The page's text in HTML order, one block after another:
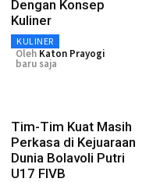
Dengan Konsep
Kuliner
KULINER
Oleh Katon Prayogi
baru saja
Tim-Tim Kuat Masih
Perkasa di Kejuaraan
Dunia Bolavoli Putri
U17 FIVB